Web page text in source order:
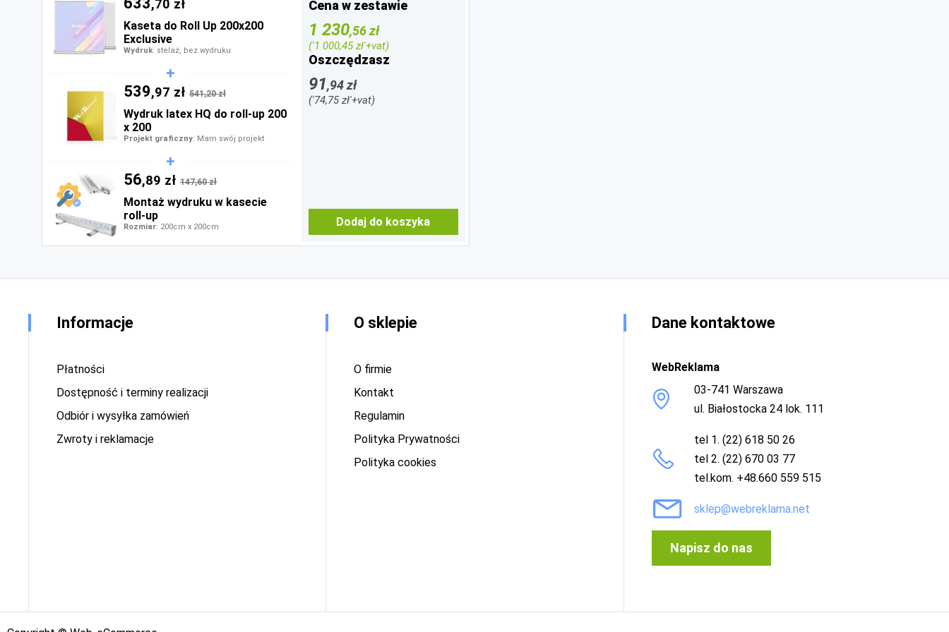
,70 zł
Kaseta do Roll Up 200x200
Exclusive
Wydruk: stelaż, bez wydruku
539,97 zł 541,20 zł
Wydruk latex HQ do roll-up 200
x 200
Projekt graficzny: Mam swój projekt
56,89 zł 147,60 zł
Montaż wydruku w kasecie
roll-up
Rozmiar: 200cm x 200cm
Cena w zestawie
1 230,56 zł
('1 000,45 zł'+vat)
Oszczędzasz
91,94 zł
('74,75 zł'+vat)
Dodaj do koszyka
Informacje
Płatności
Dostępność i terminy realizacji
Odbiór i wysyłka zamówień
Zwroty i reklamacje
O sklepie
O firmie
Kontakt
Regulamin
Polityka Prywatności
Polityka cookies
Dane kontaktowe
WebReklama
03-741 Warszawa
ul. Białostocka 24 lok. 111
tel 1. (22) 618 50 26
tel 2. (22) 670 03 77
tel.kom. +48.660 559 515
sklep@webreklama.net
Napisz do nas